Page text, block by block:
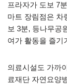
프라자가 도보 7
마트 장림점은 차
보 3분, 등나무공
여가 활동을 즐기
의료시설도 가까
료재단 자연요양